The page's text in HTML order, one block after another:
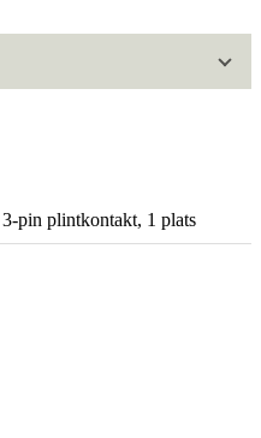
pin plintkontakt, 1 plats